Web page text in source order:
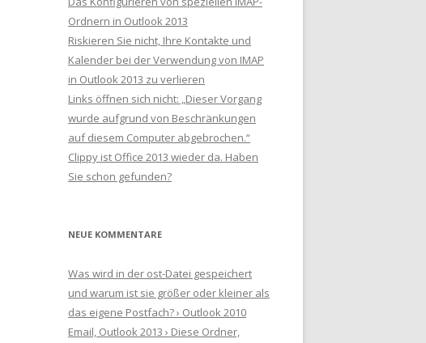
Ordnern in Outlook 2013
Riskieren Sie nicht, Ihre Kontakte und
Kalender bei der Verwendung von IMAP
in Outlook 2013 zu verlieren
Links öffnen sich nicht: „Dieser Vorgang
wurde aufgrund von Beschränkungen
auf diesem Computer abgebrochen.“
Clippy ist Office 2013 wieder da. Haben
Sie schon gefunden?
NEUE KOMMENTARE
Was wird in der ost-Datei gespeichert
und warum ist sie größer oder kleiner als
das eigene Postfach? › Outlook 2010
Email, Outlook 2013 › Diese Ordner,